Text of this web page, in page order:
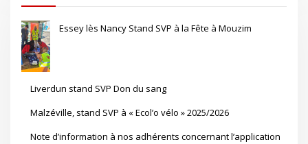
Essey lès Nancy Stand SVP à la Fête à Mouzim
Liverdun stand SVP Don du sang
Malzéville, stand SVP à « Ecol’o vélo » 2025/2026
Note d’information à nos adhérents concernant l’application